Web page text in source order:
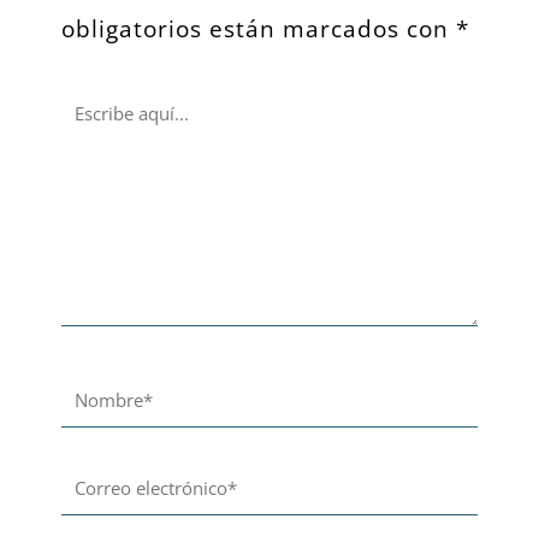
obligatorios están marcados con *
Escribe
Nombre*
Correo